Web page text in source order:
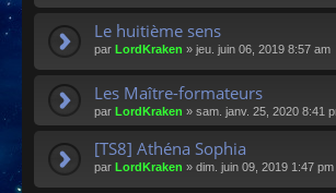
Le huitième sens
par LordKraken » jeu. juin 06, 2019 8:57 am
Les Maître-formateurs
par LordKraken » sam. janv. 25, 2020 8:41
[TS8] Athéna Sophia
par LordKraken » dim. juin 09, 2019 1:47 pm